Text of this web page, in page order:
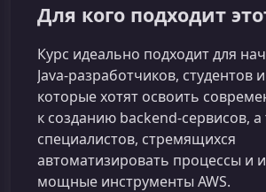
Для кого подходит
Курс идеально подходит для
Java‑разработчиков, студентов
которые хотят освоить
к созданию backend‑сервисов, а
специалистов, стремящихся
автоматизировать процессы и
мощные инструменты AWS.